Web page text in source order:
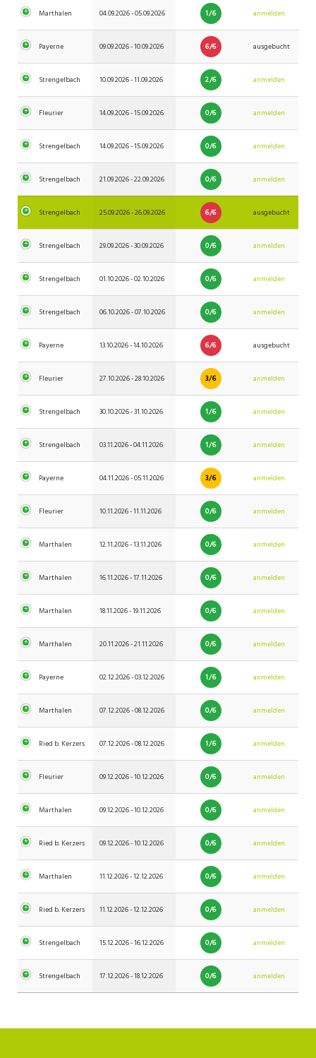
Marthalen 04.09.2026 - 05.09.2026 1/6 anmelden
Payerne 09.09.2026 - 10.09.2026 6/6 ausgebucht
Strengelbach 10.09.2026 - 11.09.2026 2/6 anmelden
Fleurier 14.09.2026 - 15.09.2026 0/6 anmelden
Strengelbach 14.09.2026 - 15.09.2026 0/6 anmelden
Strengelbach 21.09.2026 - 22.09.2026 0/6 anmelden
Strengelbach 25.09.2026 - 26.09.2026 6/6 ausgebucht
Strengelbach 29.09.2026 - 30.09.2026 0/6 anmelden
Strengelbach 01.10.2026 - 02.10.2026 0/6 anmelden
Strengelbach 06.10.2026 - 07.10.2026 0/6 anmelden
Payerne 13.10.2026 - 14.10.2026 6/6 ausgebucht
Fleurier 27.10.2026 - 28.10.2026 3/6 anmelden
Strengelbach 30.10.2026 - 31.10.2026 1/6 anmelden
Strengelbach 03.11.2026 - 04.11.2026 1/6 anmelden
Payerne 04.11.2026 - 05.11.2026 3/6 anmelden
Fleurier 10.11.2026 - 11.11.2026 0/6 anmelden
Marthalen 12.11.2026 - 13.11.2026 0/6 anmelden
Marthalen 16.11.2026 - 17.11.2026 0/6 anmelden
Marthalen 18.11.2026 - 19.11.2026 0/6 anmelden
Marthalen 20.11.2026 - 21.11.2026 0/6 anmelden
Payerne 02.12.2026 - 03.12.2026 1/6 anmelden
Marthalen 07.12.2026 - 08.12.2026 0/6 anmelden
Ried b. Kerzers 07.12.2026 - 08.12.2026 1/6 anmelden
Fleurier 09.12.2026 - 10.12.2026 0/6 anmelden
Marthalen 09.12.2026 - 10.12.2026 0/6 anmelden
Ried b. Kerzers 09.12.2026 - 10.12.2026 0/6 anmelden
Marthalen 11.12.2026 - 12.12.2026 0/6 anmelden
Ried b. Kerzers 11.12.2026 - 12.12.2026 0/6 anmelden
Strengelbach 15.12.2026 - 16.12.2026 0/6 anmelden
Strengelbach 17.12.2026 - 18.12.2026 0/6 anmelden